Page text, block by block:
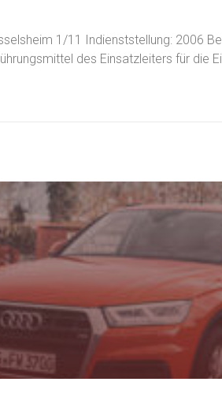
1/11 Indienststellung: 2006
des Einsatzleiters für die